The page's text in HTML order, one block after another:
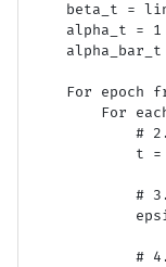
beta_t =
alpha_t = 1
For epoch
For
#
t
#
#